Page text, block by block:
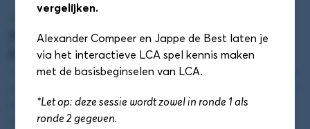
Sessieronde 1
AI Veilig Gebruiken: Wat Je Hoort te Weten als
Docent (Zaal 1.53)
Vincent de Beer (Hogeschool Rotterdam), Marc Besseling
Myron Mooij (Hogeschool van Amsterdam)
11:55 - 12:40
vergelijken.
Alexander Compeer en Jappe de Best laten je
via het interactieve LCA spel kennis maken
met de basisbeginselen van LCA.
*Let op: deze sessie wordt zowel in ronde 1 als
ronde 2 gegeven.